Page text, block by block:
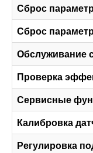
Сброс
Сброс
Обслуживание
Проверка
Сервисные
Калибровка
Регулировка